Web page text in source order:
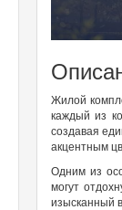
Жилой
каждый из
создавая
акцентным
Одним из
могут
изысканный